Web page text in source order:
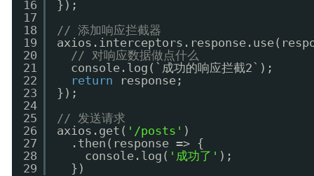
16
17
18
19
20
21
22
23
24
25
26
27
28
29
});
// 添加响应拦截器
// 对响应数据做点什么
console.log(`成功的响应拦截2`);
return
response;
});
// 发送请求
axios.get( '/posts' )
.then(response => {
console.log( '成功了' );
})